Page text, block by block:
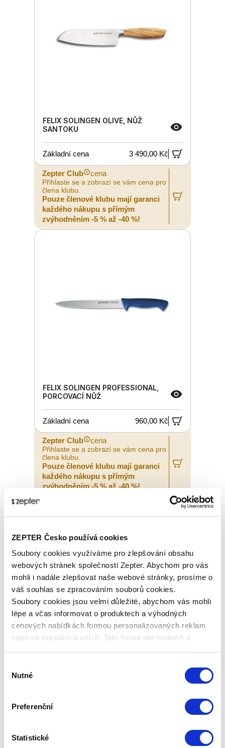
ZEPTER Česko používá cookies
Soubory cookies využíváme pro zlepšování obsahu
webových stránek společnosti Zepter. Abychom pro vás
mohli i nadále zlepšovat naše webové stránky, prosíme o
váš souhlas se zpracováním souborů cookies.
Soubory cookies jsou velmi důležité, abychom vás mohli
lépe a včas informovat o produktech a výhodných
cenových nabídkách formou personalizovaných reklam
nebo na sociálních sítích. Tato forma obchodních a
souhlasu
Nutné
Preferenční
Statistické
FELIX SOLINGEN OLIVE, NŮŽ
SANTOKU
Základní cena 3 490,00 Kč
Zepter Club cena
Přihlaste se a zobrazí se vám cena pro
člena klubu.
Pouze členové klubu mají garanci
každého nákupu s přímým
zvýhodněním -5 % až -40 %!
FELIX SOLINGEN PROFESSIONAL,
PORCOVACÍ NŮŽ
Základní cena 960,00 Kč
Zepter Club cena
Přihlaste se a zobrazí se vám cena pro
člena klubu.
Pouze členové klubu mají garanci
každého nákupu s přímým
zvýhodněním -5 % až -40 %!
FELIX SOLINGEN PROFESSIONAL,
Zepter Club
Pouze členové klubu mají garanci
každého nákupu s přímým